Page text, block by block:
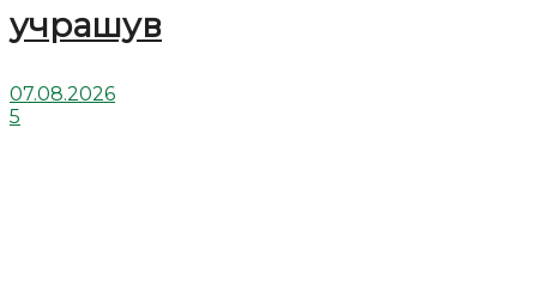
учрашув
07.08.2026
5